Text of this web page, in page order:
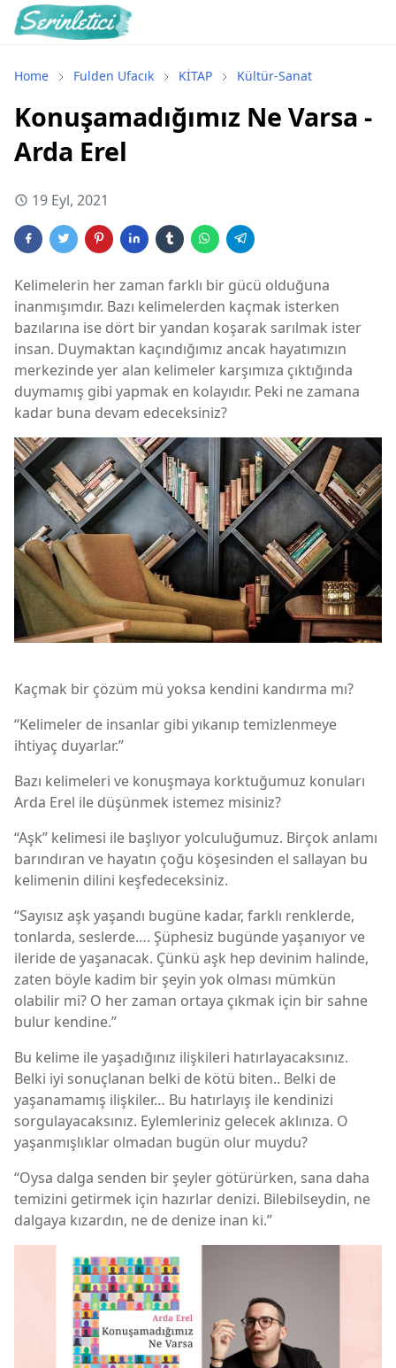
Home Fulden Ufacık KİTAP Kültür-Sanat
Konuşamadığımız Ne Varsa -
Arda Erel
19 Eyl, 2021
Kelimelerin her zaman farklı bir gücü olduğuna
inanmışımdır. Bazı kelimelerden kaçmak isterken
bazılarına ise dört bir yandan koşarak sarılmak ister
insan. Duymaktan kaçındığımız ancak hayatımızın
merkezinde yer alan kelimeler karşımıza çıktığında
duymamış gibi yapmak en kolayıdır. Peki ne zamana
kadar buna devam edeceksiniz?
Kaçmak bir çözüm mü yoksa kendini kandırma mı?
“Kelimeler de insanlar gibi yıkanıp temizlenmeye
ihtiyaç duyarlar.”
Bazı kelimeleri ve konuşmaya korktuğumuz konuları
Arda Erel ile düşünmek istemez misiniz?
“Aşk” kelimesi ile başlıyor yolculuğumuz. Birçok anlamı
barındıran ve hayatın çoğu köşesinden el sallayan bu
kelimenin dilini keşfedeceksiniz.
“Sayısız aşk yaşandı bugüne kadar, farklı renklerde,
tonlarda, seslerde…. Şüphesiz bugünde yaşanıyor ve
ileride de yaşanacak. Çünkü aşk hep devinim halinde,
zaten böyle kadim bir şeyin yok olması mümkün
olabilir mi? O her zaman ortaya çıkmak için bir sahne
bulur kendine.”
Bu kelime ile yaşadığınız ilişkileri hatırlayacaksınız.
Belki iyi sonuçlanan belki de kötü biten.. Belki de
yaşanamamış ilişkiler… Bu hatırlayış ile kendinizi
sorgulayacaksınız. Eylemleriniz gelecek aklınıza. O
yaşanmışlıklar olmadan bugün olur muydu?
“Oysa dalga senden bir şeyler götürürken, sana daha
temizini getirmek için hazırlar denizi. Bilebilseydin, ne
dalgaya kızardın, ne de denize inan ki.”